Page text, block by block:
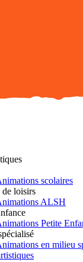
scolaires
de loisirs
ALSH
Petite
en milieu